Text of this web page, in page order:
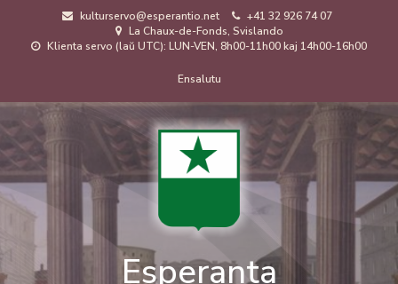
kulturservo@esperantio.net
+41 32 926 74 07
La Chaux-de-Fonds, Svislando
Klienta servo (laŭ UTC): LUN-VEN, 8h00-11h00 kaj 14h00-16h00
de
uzanto
Ensalutu
Esperanta